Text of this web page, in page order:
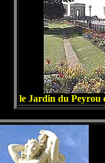
le Jardin du Peyrou